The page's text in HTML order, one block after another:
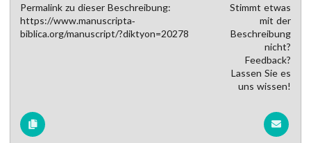
Permalink zu dieser Beschreibung:
https://www.manuscripta-
biblica.org/manuscript/?diktyon=20278
Stimmt etwas
mit der
Beschreibung
nicht?
Feedback?
Lassen Sie es
uns wissen!